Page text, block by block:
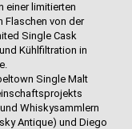
einer limitierten
Flaschen von der
Single Cask
Kühlfiltration in
Single Malt
Whiskysammlern
Antique) und Diego